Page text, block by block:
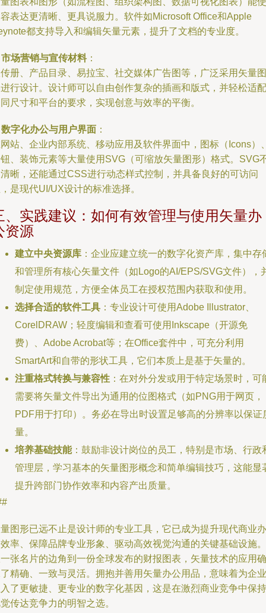
表达更清晰、更具说服力。软件如Microsoft Office和Apple
都支持导入和编辑矢量元素，提升了文档的专业度。
市场营销与宣传材料：
册、产品目录、易拉宝、社交媒体广告图等，广泛采用矢量图
行设计。设计师可以自由创作复杂的插画和版式，并轻松适配
尺寸和平台的要求，实现创意与效率的平衡。
数字化办公与用户界面 ：
站、企业内部系统、移动应用及软件界面中，图标（Icons）
、装饰元素等大量使用SVG（可缩放矢量图形）格式。SVG
晰，还能通过CSS进行动态样式控制，并具备良好的可访问
是现代UI/UX设计的标准选择。
、实践建议：如何有效管理与使用矢量办
资源
建立中央资源库 ：企业应建立统一的数字化资产库，集中存
和管理所有核心矢量文件（如Logo的AI/EPS/SVG文件），
制定使用规范，方便全体员工在授权范围内获取和使用。
选择合适的软件工具 ：专业设计可使用Adobe Illustrator、
CorelDRAW；轻度编辑和查看可使用Inkscape（开源免
费）、Adobe Acrobat等；在Office套件中，可充分利用
SmartArt和自带的形状工具，它们本质上是基于矢量的。
注重格式转换与兼容性 ：在对外分发或用于特定场景时，可
需要将矢量文件导出为通用的位图格式（如PNG用于网页，
PDF用于打印）。务必在导出时设置足够高的分辨率以保证
量。
培养基础技能：鼓励非设计岗位的员工，特别是市场、行政
管理层，学习基本的矢量图形概念和简单编辑技巧，这能显
提升跨部门协作效率和内容产出质量。
图形已远不止是设计师的专业工具，它已成为提升现代商业办
率、保障品牌专业形象、驱动高效视觉沟通的关键基础设施。
张名片的边角到一份全球发布的财报图表，矢量技术的应用确
精确、一致与灵活。拥抱并善用矢量办公用品，意味着为企业
了更敏捷、更专业的数字化基因，这是在激烈商业竞争中保持
传达竞争力的明智之选。